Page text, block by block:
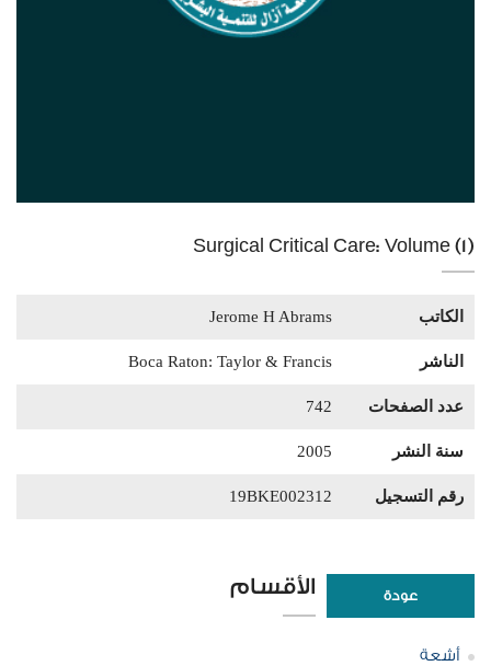
Surgical Critical Care: Volume (1)
الكاتب Jerome H Abrams
الناشر Boca Raton: Taylor & Francis
عدد الصفحات 742
سنة النشر 2005
رقم التسجيل 19BKE002312
عودة الأقسام
أشعة